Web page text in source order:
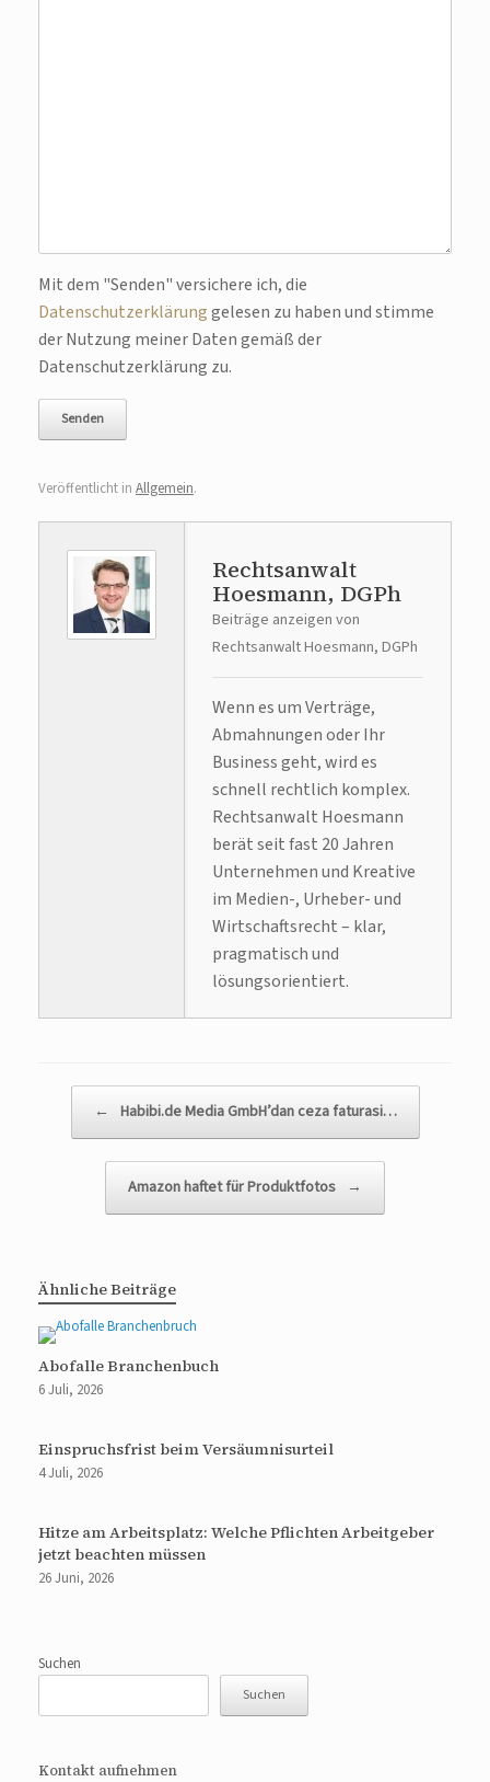
Bitte lasse dieses Feld leer.
Mit dem "Senden" versichere ich, die
Datenschutzerklärunggelesen zu haben und stimme
der Nutzung meiner Daten gemäß der
Datenschutzerklärung zu.
Veröffentlicht in Allgemein.
Rechtsanwalt
Hoesmann, DGPh
Beiträge anzeigen von
Rechtsanwalt Hoesmann, DGPh
Wenn es um Verträge,
Abmahnungen oder Ihr
Business geht, wird es
schnell rechtlich komplex.
Rechtsanwalt Hoesmann
berät seit fast 20 Jahren
Unternehmen und Kreative
im Medien-, Urheber- und
Wirtschaftsrecht – klar,
pragmatisch und
lösungsorientiert.
← Habibi.de Media GmbH’dan ceza faturasi…
Amazon haftet für Produktfotos →
Ähnliche Beiträge
Abofalle Branchenbuch
6 Juli, 2026
Einspruchsfrist beim Versäumnisurteil
4 Juli, 2026
Hitze am Arbeitsplatz: Welche Pflichten Arbeitgeber
jetzt beachten müssen
26 Juni, 2026
Suchen
Suchen
Kontakt aufnehmen